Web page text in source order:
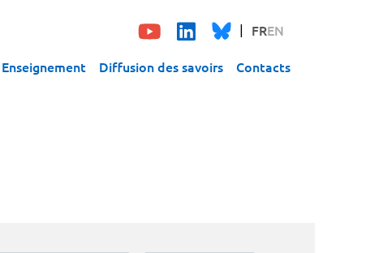
FREN
Enseignement Diffusion des savoirs Contacts